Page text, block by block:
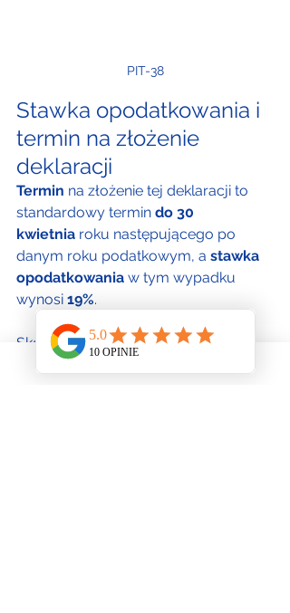
PIT-38
Stawka opodatkowania i
termin na złożenie
deklaracji
Termin na złożenie tej deklaracji to
standardowy termin do 30
kwietnia roku następującego po
danym roku podatkowym, a stawka
opodatkowania w tym wypadku
wynosi 19%.
Skontaktuj się z nami, a rozliczymy
Twój PIT, jeśli Twoja sytuacja